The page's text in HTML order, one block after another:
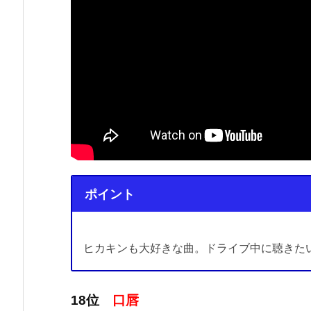
ポイント
ヒカキンも大好きな曲。ドライブ中に聴きた
18位 口唇